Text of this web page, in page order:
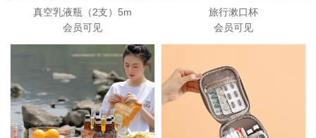
真空乳液瓶（2支）5m
会员可见
旅行漱口杯
会员可见